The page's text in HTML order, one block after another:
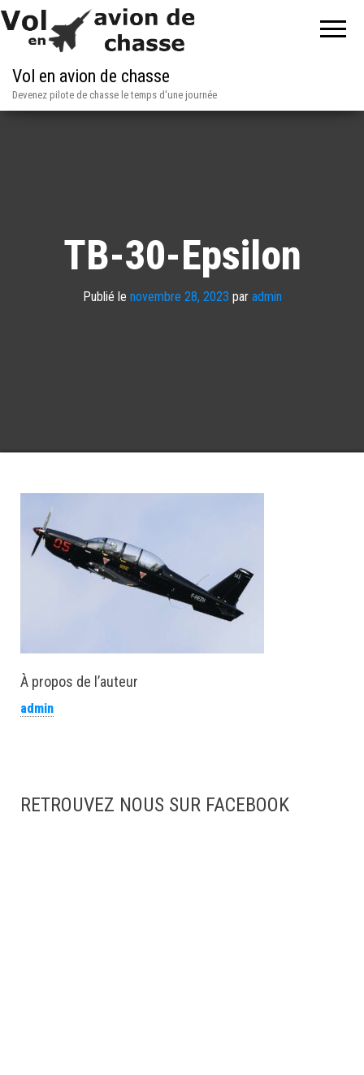
Vol en avion de chasse
Devenez pilote de chasse le temps d'une journée
TB-30-Epsilon
Publié le novembre 28, 2023 par admin
À propos de l’auteur
admin
RETROUVEZ NOUS SUR FACEBOOK